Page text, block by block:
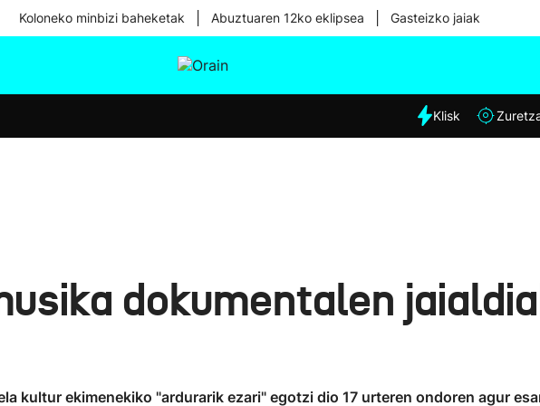
Koloneko minbizi baheketak Abuztuaren 12ko eklipsea Gasteizko jaiak
Eguraldia
Klisk
dokumentalen
kultur ekimenekiko "ardurarik ezari" egotzi dio 17 urteren ondoren agur